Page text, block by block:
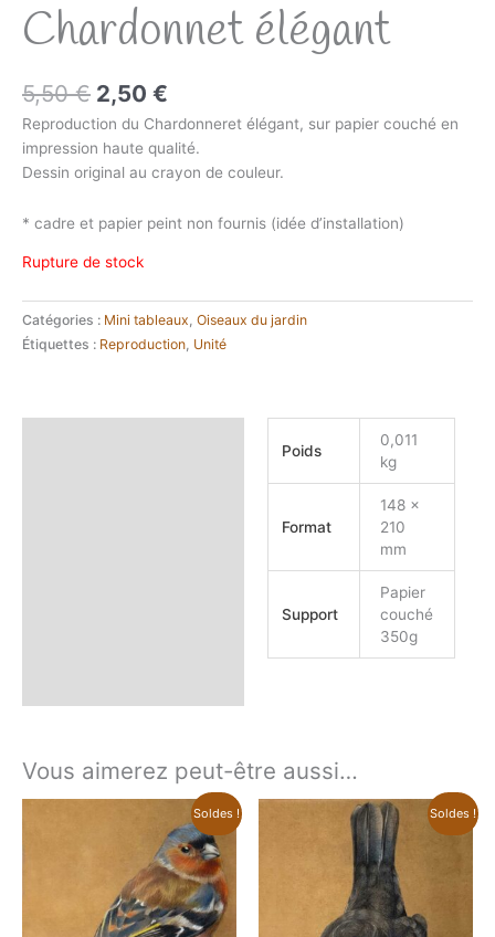
Chardonnet élégant
5,50€ Le
prix
initial
était :
5,50 €.
2,50 €
prix
actuel
est :
2,50 €.
Reproduction du Chardonneret élégant, sur papier couché en
impression haute qualité.
Dessin original au crayon de couleur.
* cadre et papier peint non fournis (idée d’installation)
Rupture de stock
Catégories : Mini tableaux, Oiseaux du jardin
Étiquettes : Reproduction, Unité
Poids
0,011
kg
Format
148 x
210
mm
Support
Papier
couché
350g
Vous aimerez peut-être aussi…
Soldes ! Soldes !